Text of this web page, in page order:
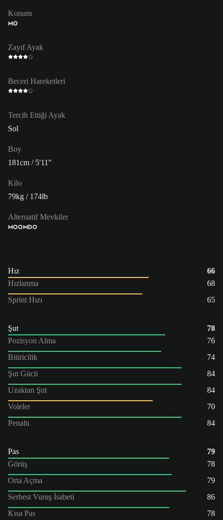
Konum
MO
Zayıf Ayak
Beceri Hareketleri
Tercih Ettiği Ayak
Sol
Boy
181cm / 5'11"
Kilo
79kg / 174lb
Alternatif Mevkiler
MOOMDO
Hız
66
Hızlanma
68
Sprint Hızı
65
Şut
78
Pozisyon Alma
76
Bitiricilik
74
Şut Gücü
84
Uzaktan Şut
84
Voleler
70
Penaltı
84
Pas
79
Görüş
78
Orta Açma
79
Serbest Vuruş İsabeti
86
Kısa Pas
78